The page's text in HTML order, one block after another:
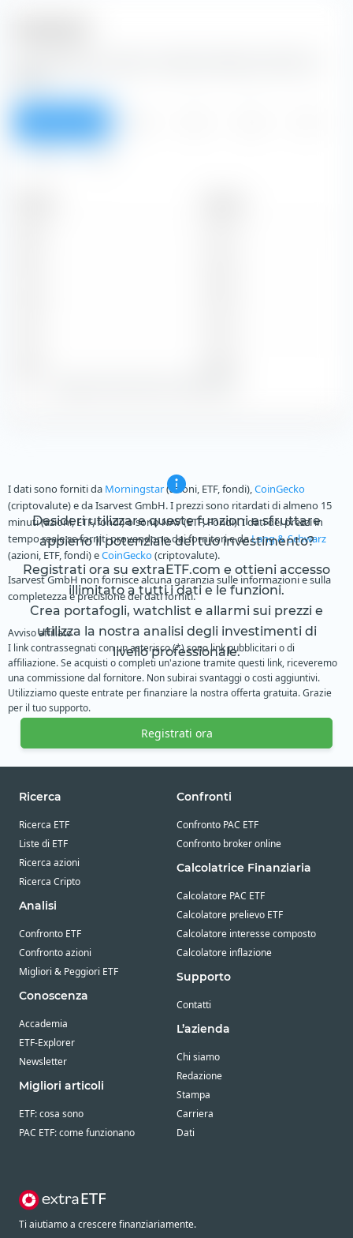
2016 Tutti
Desideri utilizzare queste funzioni e sfruttare
appieno il potenziale del tuo investimento?
Registrati ora su extraETF.com e ottieni accesso
illimitato a tutti i dati e le funzioni.
Crea portafogli, watchlist e allarmi sui prezzi e
utilizza la nostra analisi degli investimenti di
livello professionale.
Registrati ora
I dati sono forniti da Morningstar(azioni, ETF, fondi),CoinGecko
(criptovalute) e da Isarvest GmbH. I prezzi sono ritardati di almeno 15
minuti (azioni, ETF, fondi) o sono NAV (ETF, Fondi). I dati dei prezzi in
tempo reale se forniti provendono dai fornitori e daLang & Schwarz
(azioni, ETF, fondi) eCoinGecko(criptovalute).
Isarvest GmbH non fornisce alcuna garanzia sulle informazioni e sulla
completezza e precisione dei dati forniti.
Avviso affiliato
I link contrassegnati con un asterisco (*) sono link pubblicitari o di
affiliazione. Se acquisti o completi un'azione tramite questi link, riceveremo
una commissione dal fornitore. Non subirai svantaggi o costi aggiuntivi.
Utilizziamo queste entrate per finanziare la nostra offerta gratuita. Grazie
per il tuo supporto.
Ricerca
Ricerca ETF
Liste di ETF
Ricerca azioni
Ricerca Cripto
Analisi
Confronto ETF
Confronto azioni
Migliori & Peggiori ETF
Conoscenza
Accademia
ETF-Explorer
Newsletter
Migliori articoli
ETF: cosa sono
PAC ETF: come funzionano
Confronti
Confronto PAC ETF
Confronto broker online
Calcolatrice Finanziaria
Calcolatore PAC ETF
Calcolatore prelievo ETF
Calcolatore interesse composto
Calcolatore inflazione
Supporto
Contatti
L’azienda
Chi siamo
Redazione
Stampa
Carriera
Dati
Ti aiutiamo a crescere finanziariamente.